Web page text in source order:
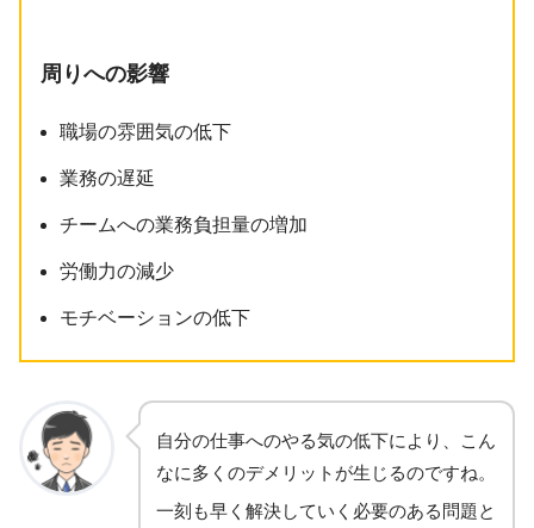
周りへの影響
職場の雰囲気の低下
業務の遅延
チームへの業務負担量の増加
労働力の減少
モチベーションの低下
自分の仕事へのやる気の低下により、こん
なに多くのデメリットが生じるのですね。
一刻も早く解決していく必要のある問題と